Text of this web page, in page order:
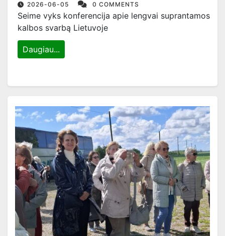
2026-06-05 0 COMMENTS
Seime vyks konferencija apie lengvai suprantamos
kalbos svarbą Lietuvoje
Daugiau...